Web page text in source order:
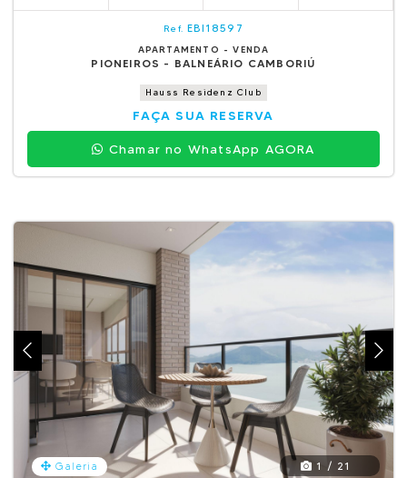
Ref. EBI18597
APARTAMENTO - VENDA
PIONEIROS - BALNEÁRIO CAMBORIÚ
Hauss Residenz Club
FAÇA SUA RESERVA
Chamar no WhatsApp AGORA
Galeria 1 / 21